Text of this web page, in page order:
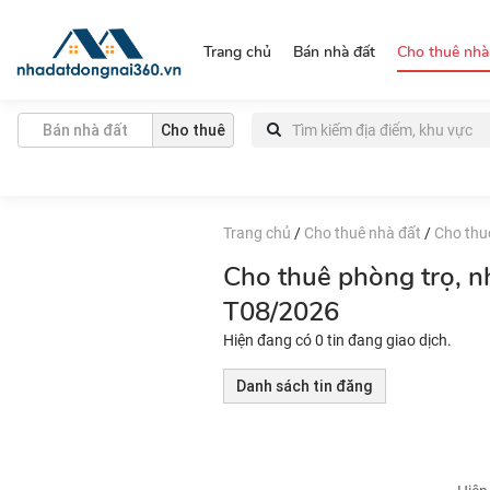
Trang chủ Bán nhà đất Cho thuê
Bán nhà đất Cho thuê
Trang chủ / Cho thuê nhà đất / Cho
Cho thuê phòng trọ,
T08/2026
Hiện đang có 0 tin đang giao dịch.
Danh sách tin đăng